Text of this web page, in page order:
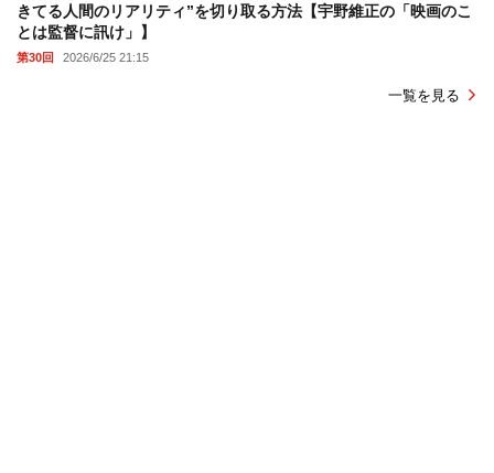
きてる人間のリアリティ”を切り取る方法【宇野維正の「映画のこ
とは監督に訊け」】
第30回 2026/6/25 21:15
一覧を見る